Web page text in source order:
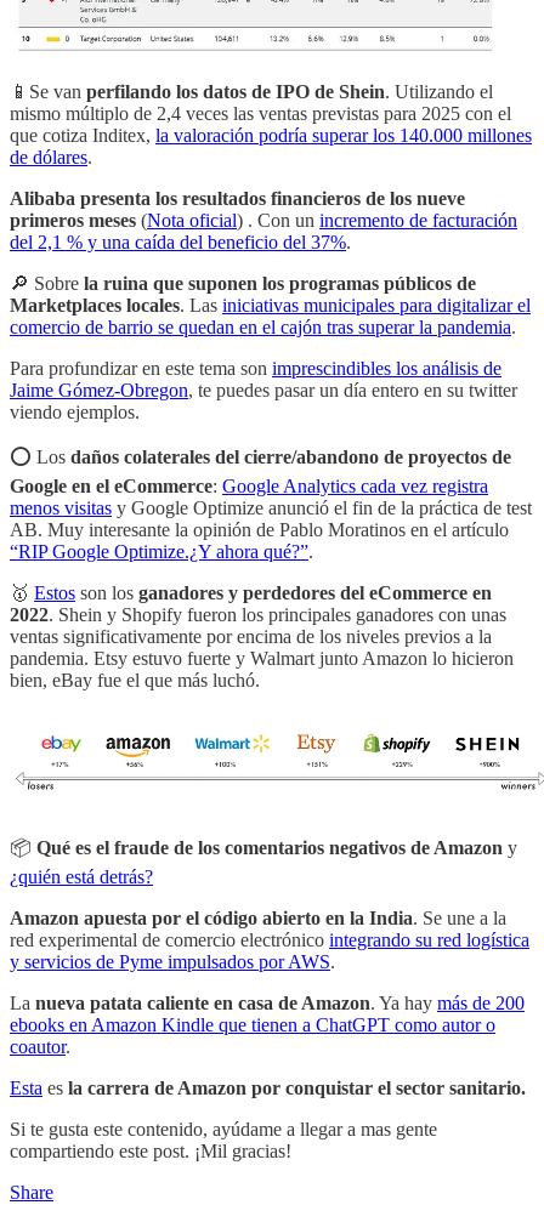
📱Se van perfilando los datos de IPO de Shein. Utilizando el
mismo múltiplo de 2,4 veces las ventas previstas para 2025 con el
que cotiza Inditex, la valoración podría superar los 140.000 millones
de dólares.
Alibaba presenta los resultados financieros de los nueve
primeros meses (Nota oficial) . Con un incremento de facturación
del 2,1 % y una caída del beneficio del 37%.
🔎 Sobre la ruina que suponen los programas públicos de
Marketplaces locales. Las iniciativas municipales para digitalizar el
comercio de barrio se quedan en el cajón tras superar la pandemia.
Para profundizar en este tema son imprescindibles los análisis de
Jaime Gómez-Obregon, te puedes pasar un día entero en su twitter
viendo ejemplos.
⭕️ Los daños colaterales del cierre/abandono de proyectos de
Google en el eCommerce: Google Analytics cada vez registra
menos visitas y Google Optimize anunció el fin de la práctica de test
AB. Muy interesante la opinión de Pablo Moratinos en el artículo
“RIP Google Optimize.¿Y ahora qué?”.
🥇 Estos son los ganadores y perdedores del eCommerce en
2022. Shein y Shopify fueron los principales ganadores con unas
ventas significativamente por encima de los niveles previos a la
pandemia. Etsy estuvo fuerte y Walmart junto Amazon lo hicieron
bien, eBay fue el que más luchó.
📦 Qué es el fraude de los comentarios negativos de Amazon y
¿quién está detrás?
Amazon apuesta por el código abierto en la India. Se une a la
red experimental de comercio electrónico integrando su red logística
y servicios de Pyme impulsados por AWS.
La nueva patata caliente en casa de Amazon. Ya hay más de 200
ebooks en Amazon Kindle que tienen a ChatGPT como autor o
coautor.
Esta es la carrera de Amazon por conquistar el sector sanitario.
Si te gusta este contenido, ayúdame a llegar a mas gente
compartiendo este post. ¡Mil gracias!
Share